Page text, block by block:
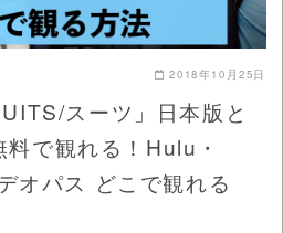
2018年10月25日
スーツ」日本版と
で観れる！Hulu・
オパス どこで観れる